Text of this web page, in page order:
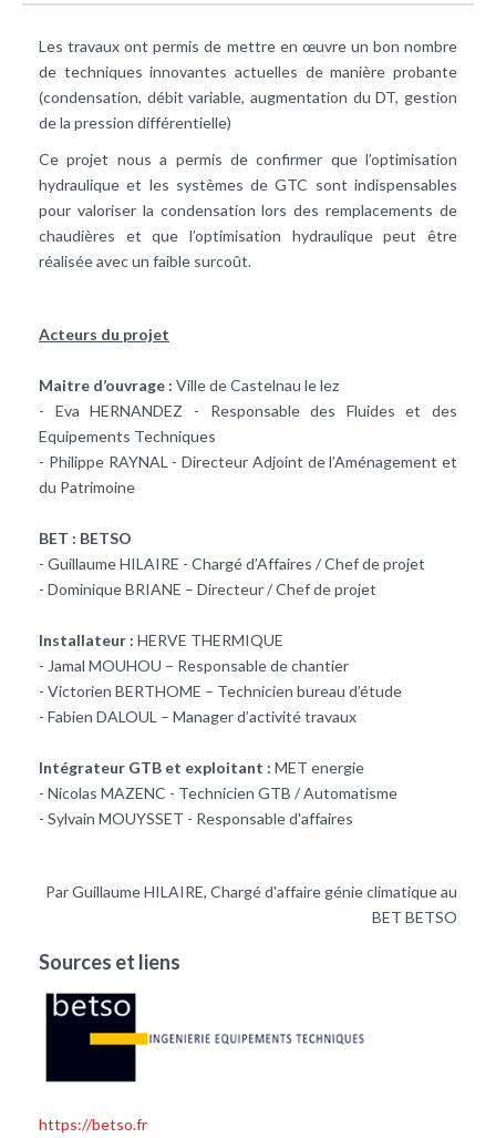
Les travaux ont permis de mettre en œuvre un bon nombre
de techniques innovantes actuelles de manière probante
(condensation, débit variable, augmentation du DT, gestion
de la pression différentielle)
Ce projet nous a permis de confirmer que l’optimisation
hydraulique et les systèmes de GTC sont indispensables
pour valoriser la condensation lors des remplacements de
chaudières et que l’optimisation hydraulique peut être
réalisée avec un faible surcoût.
Acteurs du projet
Maitre d’ouvrage : Ville de Castelnau le lez
- Eva HERNANDEZ - Responsable des Fluides et des
Equipements Techniques
- Philippe RAYNAL - Directeur Adjoint de l’Aménagement et
du Patrimoine
BET : BETSO
- Guillaume HILAIRE - Chargé d’Affaires / Chef de projet
- Dominique BRIANE – Directeur / Chef de projet
Installateur : HERVE THERMIQUE
- Jamal MOUHOU – Responsable de chantier
- Victorien BERTHOME – Technicien bureau d’étude
- Fabien DALOUL – Manager d’activité travaux
Intégrateur GTB et exploitant : MET energie
- Nicolas MAZENC - Technicien GTB / Automatisme
- Sylvain MOUYSSET - Responsable d'affaires
Par Guillaume HILAIRE, Chargé d'affaire génie climatique au
BET BETSO
Sources et liens
https://betso.fr